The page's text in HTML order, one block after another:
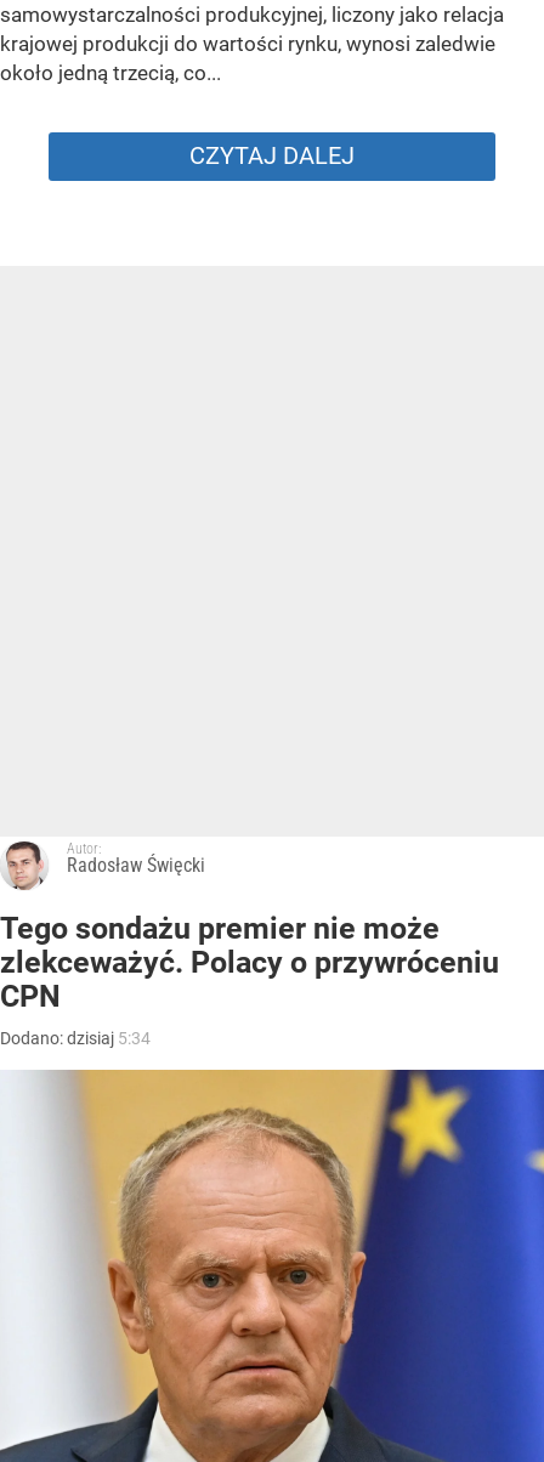
samowystarczalności produkcyjnej, liczony jako relacja
krajowej produkcji do wartości rynku, wynosi zaledwie
około jedną trzecią, co...
CZYTAJ DALEJ
Autor:
Radosław Święcki
Tego sondażu premier nie może
zlekceważyć. Polacy o przywróceniu
CPN
Dodano:dzisiaj 5:34